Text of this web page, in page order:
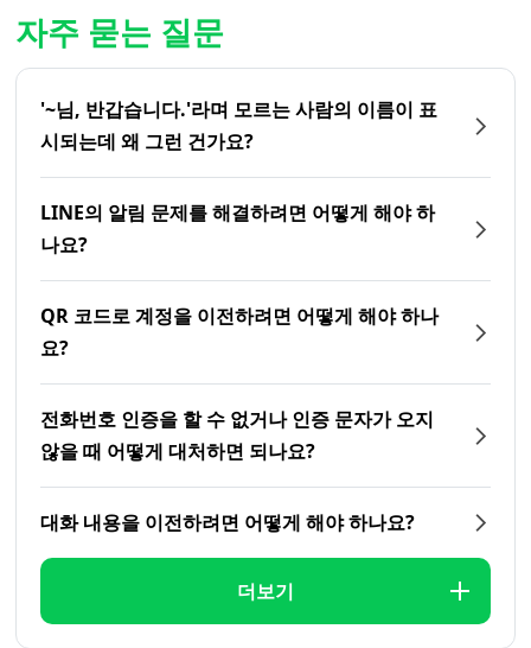
자주 묻는 질문
'~님, 반갑습니다.'라며 모르는 사람의 이름이 표
시되는데 왜 그런 건가요?
LINE의 알림 문제를 해결하려면 어떻게 해야 하
나요?
QR 코드로 계정을 이전하려면 어떻게 해야 하나
요?
전화번호 인증을 할 수 없거나 인증 문자가 오지
않을 때 어떻게 대처하면 되나요?
대화 내용을 이전하려면 어떻게 해야 하나요?
더보기